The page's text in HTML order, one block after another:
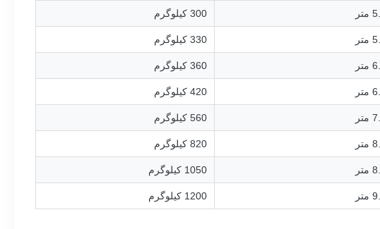
300 کیلوگرم
330 کیلوگرم
360 کیلوگرم
420 کیلوگرم
560 کیلوگرم
820 کیلوگرم
1050 کیلوگرم
1200 کیلوگرم